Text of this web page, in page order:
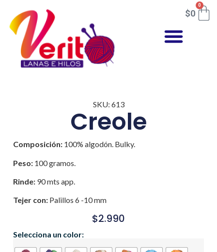
$0
0
SKU: 613
Creole
Composición:100% algodón. Bulky.
Peso:100 gramos.
Rinde: 90 mts app.
Tejer con:Palillos 6 -10 mm
$2.990
Selecciona un color: